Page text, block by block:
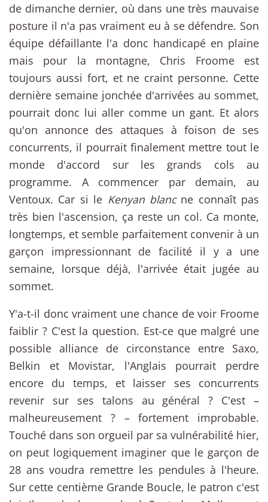
de dimanche dernier, où dans une très mauvaise
posture il n'a pas vraiment eu à se défendre. Son
équipe défaillante l'a donc handicapé en plaine
mais pour la montagne, Chris Froome est
toujours aussi fort, et ne craint personne. Cette
dernière semaine jonchée d'arrivées au sommet,
pourrait donc lui aller comme un gant. Et alors
qu'on annonce des attaques à foison de ses
concurrents, il pourrait finalement mettre tout le
monde d'accord sur les grands cols au
programme. A commencer par demain, au
Ventoux. Car si le Kenyan blancne connaît pas
très bien l'ascension, ça reste un col. Ca monte,
longtemps, et semble parfaitement convenir à un
garçon impressionnant de facilité il y a une
semaine, lorsque déjà, l'arrivée était jugée au
sommet.
Y'a-t-il donc vraiment une chance de voir Froome
faiblir ? C'est la question. Est-ce que malgré une
possible alliance de circonstance entre Saxo,
Belkin et Movistar, l'Anglais pourrait perdre
encore du temps, et laisser ses concurrents
revenir sur ses talons au général ? C'est –
malheureusement ? – fortement improbable.
Touché dans son orgueil par sa vulnérabilité hier,
on peut logiquement imaginer que le garçon de
28 ans voudra remettre les pendules à l'heure.
Sur cette centième Grande Boucle, le patron c'est